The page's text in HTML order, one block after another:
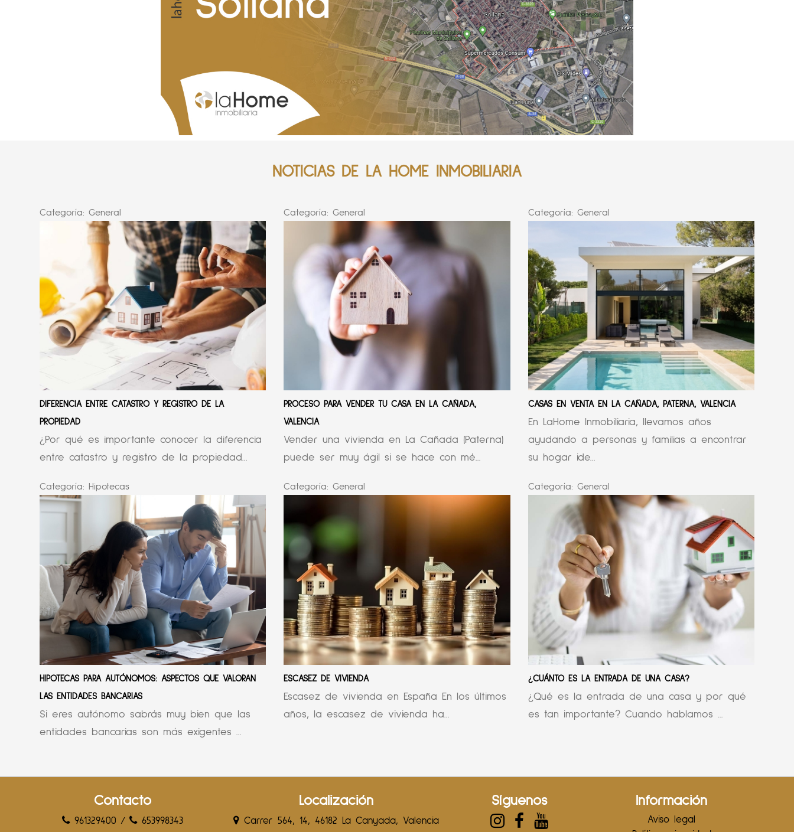
NOTICIAS DE LA HOME INMOBILIARIA
Categoría: General
DIFERENCIA ENTRE CATASTRO Y REGISTRO DE LA
PROPIEDAD
¿Por qué es importante conocer la diferencia
entre catastro y registro de la propiedad...
Categoría:General
PROCESO PARA VENDER TU CASA EN LA CAÑADA,
VALENCIA
Vender una vivienda en La Cañada (Paterna)
puede ser muy ágil si se hace con mé...
Categoría: General
CASAS EN VENTA EN LA CAÑADA, PATERNA, VALENCIA
En LaHome Inmobiliaria, llevamos años
ayudando a personas y familias a encontrar
su hogar ide...
Categoría: Hipotecas
HIPOTECAS PARA AUTÓNOMOS: ASPECTOS QUE VALORAN
LAS ENTIDADES BANCARIAS
Si eres autónomo sabrás muy bien que las
entidades bancarias son más exigentes ...
Categoría:General
ESCASEZ DE VIVIENDA
Escasez de vivienda en España En los últimos
años, la escasez de vivienda ha...
Categoría: General
¿CUÁNTO ES LA ENTRADA DE UNA CASA?
¿Qué es la entrada de una casa y por qué
es tan importante? Cuando hablamos ...
Contacto
961329400 / 653998343
Localización
Carrer 564, 14, 46182 La Canyada, Valencia
Síguenos Información
Aviso legal